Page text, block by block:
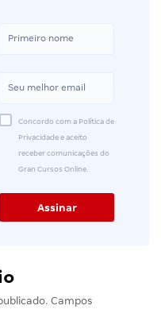
Concordo com a Política de
Privacidade e aceito
receber comunicações do
Gran Cursos Online.
Campos